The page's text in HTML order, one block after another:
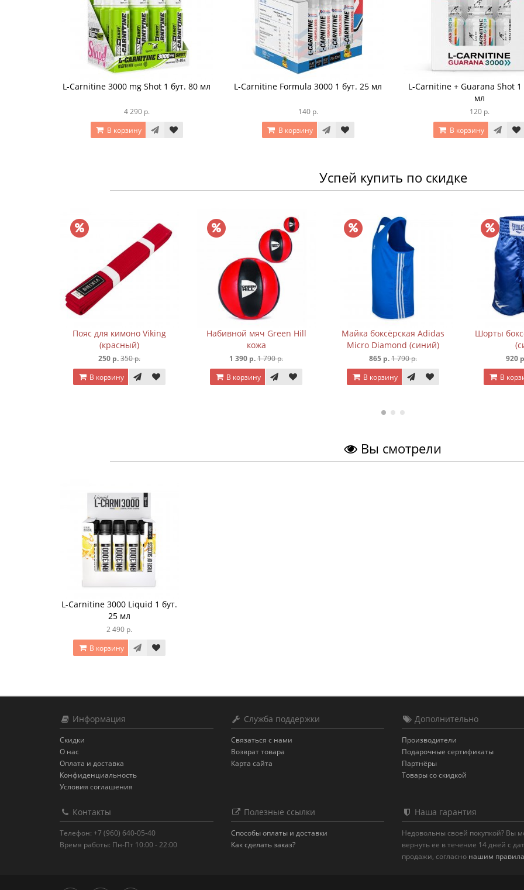
L-Carnitine 3000 mg Shot 1 бут. 80 мл
4 290 р.
В корзину
L-Carnitine Formula 3000 1 бут. 25 мл
140 р.
В корзину
L-Carnitine + Guarana Shot 1
мл
120 р.
В корзину
Успей купить по скидке
Пояс для кимоно Viking
(красный)
250 р.350 р.
В корзину
Набивной мяч Green Hill
кожа
1 390 р.1 790 р.
В корзину
Майка боксёрская Adidas
Micro Diamond (синий)
865 р.1 790 р.
В корзину
Шорты
920
В
Вы смотрели
L-Carnitine 3000 Liquid 1 бут.
25 мл
2 490 р.
В корзину
Информация
Скидки
О нас
Оплата и доставка
Конфиденциальность
Условия соглашения
Служба поддержки
Связаться с нами
Возврат товара
Карта сайта
Дополнительно
Производители
Подарочные сертификаты
Партнёры
Товары со скидкой
Контакты
Телефон: +7 (960) 640-05-40
Время работы: Пн-Пт 10:00 - 22:00
Полезные ссылки
Способы оплаты и доставки
Как сделать заказ?
Наша гарантия
Недовольны своей покупкой? Вы
вернуть ее в течение 14 дней с
продажи, согласно нашим